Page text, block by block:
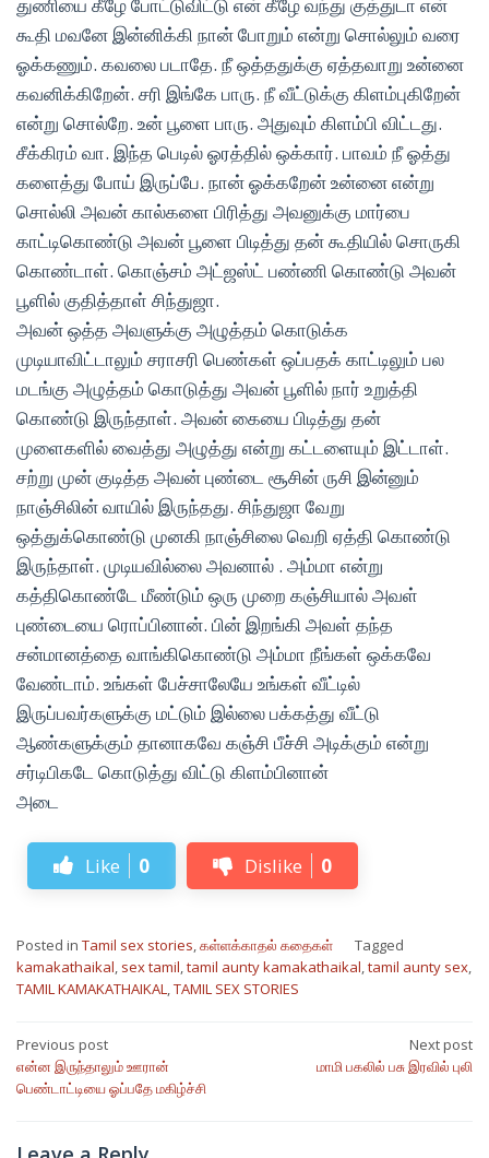
கூதி மவனே இன்னிக்கி நான் போறும் என்று சொல்லும் வரை
ஓக்கணும். கவலை படாதே. நீ ஒத்ததுக்கு ஏத்தவாறு உன்னை
கவனிக்கிறேன். சரி இங்கே பாரு. நீ வீட்டுக்கு கிளம்புகிறேன்
என்று சொல்றே. உன் பூளை பாரு. அதுவும் கிளம்பி விட்டது.
சீக்கிரம் வா. இந்த பெடில் ஓரத்தில் ஒக்கார். பாவம் நீ ஓத்து
களைத்து போய் இருப்பே. நான் ஓக்கறேன் உன்னை என்று
சொல்லி அவன் கால்களை பிரித்து அவனுக்கு மார்பை
காட்டிகொண்டு அவன் பூளை பிடித்து தன் கூதியில் சொருகி
கொண்டாள். கொஞ்சம் அட்ஜஸ்ட் பண்ணி கொண்டு அவன்
பூளில் குதித்தாள் சிந்துஜா.
அவன் ஒத்த அவளுக்கு அழுத்தம் கொடுக்க
முடியாவிட்டாலும் சராசரி பெண்கள் ஒப்பதக் காட்டிலும் பல
மடங்கு அழுத்தம் கொடுத்து அவன் பூளில் நார் உறுத்தி
கொண்டு இருந்தாள். அவன் கையை பிடித்து தன்
முளைகளில் வைத்து அழுத்து என்று கட்டளையும் இட்டாள்.
சற்று முன் குடித்த அவன் புண்டை சூசின் ருசி இன்னும்
நாஞ்சிலின் வாயில் இருந்தது. சிந்துஜா வேறு
ஒத்துக்கொண்டு முனகி நாஞ்சிலை வெறி ஏத்தி கொண்டு
இருந்தாள். முடியவில்லை அவனால் . அம்மா என்று
கத்திகொண்டே மீண்டும் ஒரு முறை கஞ்சியால் அவள்
புண்டையை ரொப்பினான். பின் இறங்கி அவள் தந்த
சன்மானத்தை வாங்கிகொண்டு அம்மா நீங்கள் ஒக்கவே
வேண்டாம். உங்கள் பேச்சாலேயே உங்கள் வீட்டில்
இருப்பவர்களுக்கு மட்டும் இல்லை பக்கத்து வீட்டு
ஆண்களுக்கும் தானாகவே கஞ்சி பீச்சி அடிக்கும் என்று
சர்டிபிகடே கொடுத்து விட்டு கிளம்பினான்
அடை
Like 0 Dislike 0
Posted in Tamil sex stories,கள்ளக்காதல் கதைகள்
Tagged
kamakathaikal, sex tamil,tamil aunty kamakathaikal,tamil aunty sex,
TAMIL KAMAKATHAIKAL,TAMIL SEX STORIES
Post
navigation
Previous post
என்ன இருந்தாலும் ஊரான்
பெண்டாட்டியை ஓப்பதே மகிழ்ச்சி
Next post
மாமி பகலில் பசு இரவில் புலி